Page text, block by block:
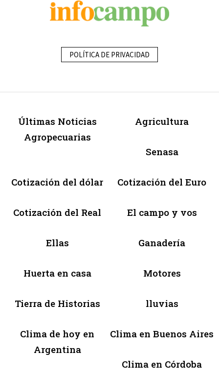
POLÍTICA DE PRIVACIDAD
Últimas Noticias
Agropecuarias
Agricultura
Senasa
Cotización del dólar Cotización del Euro
Cotización del Real El campo y vos
Ellas Ganadería
Huerta en casa Motores
Tierra de Historias lluvias
Clima de hoy en
Argentina
Clima en Buenos Aires
Clima en Córdoba